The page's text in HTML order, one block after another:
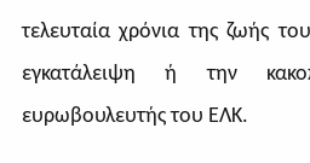
τελευταία χρόνια της ζωής
εγκατάλειψη ή την
ευρωβουλευτής του ΕΛΚ.